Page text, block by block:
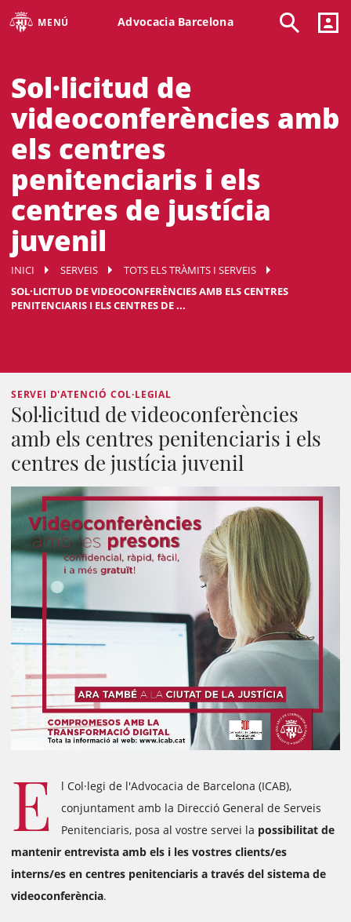
MENÚ Advocacia Barcelona
Sol·licitud de
videoconferències amb
els centres
penitenciaris i els
centres de justícia
juvenil
INICI SERVEIS
TOTS ELS TRÀMITS I SERVEIS
SOL·LICITUD DE VIDEOCONFERÈNCIES AMB ELS CENTRES
PENITENCIARIS I ELS CENTRES DE ...
SERVEI D'ATENCIÓ COL·LEGIAL
Sol·licitud de videoconferències
amb els centres penitenciaris i els
centres de justícia juvenil
E
l Col·legi de l'Advocacia de Barcelona (ICAB),
conjuntament amb la Direcció General de Serveis
Penitenciaris, posa al vostre servei la possibilitat de
mantenir entrevista amb els i les vostres clients/es
interns/es en centres penitenciaris a través del sistema de
videoconferència.